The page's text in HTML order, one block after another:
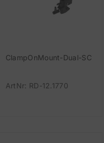
ClampOnMount-Dual-SC
ArtNr: RD-12.1770